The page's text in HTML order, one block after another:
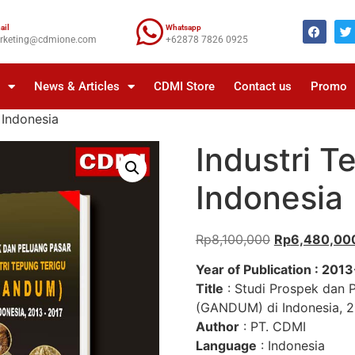
Whatsapp
+62878 7826 0925
News & Articles CDMI Store Contact us Promo
Industri
Indonesia
Rp8,100,000 Rp
Year of Publication :
Title : Studi Prospek dan
(GANDUM) di Indonesia,
Author: PT. CDMI
Language : Indonesia